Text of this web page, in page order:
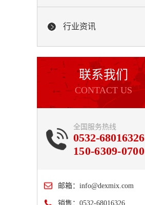
行业资讯
联系我们
CONTACT US
全国服务热线
0532-68016326
150-6309-0700
邮箱： info@dexmix.com
销售：0532-68016326